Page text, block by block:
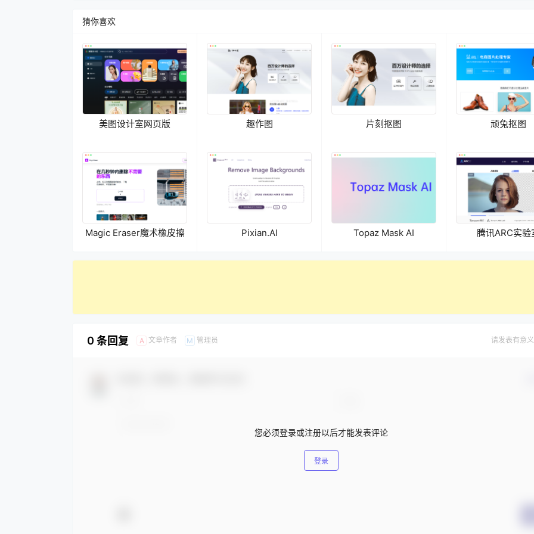
猜你喜欢
美图设计室网页版 趣作图 片刻抠图 顽兔抠图
Magic Eraser魔术橡皮擦 Pixian.AI Topaz Mask AI 腾讯ARC实验
0 条回复 A 文章作者 M 管理员 请发表有意
您必须登录或注册以后才能发表评论
登录